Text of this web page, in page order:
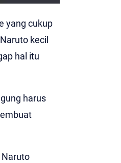
yang cukup
kecil
hal itu
harus
Naruto